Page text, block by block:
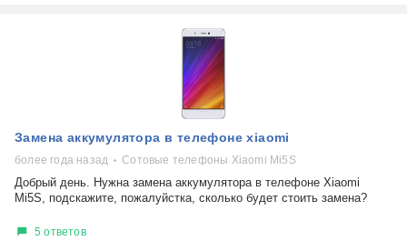
самопроизвольное выключение
выдает ошибку
плохо работает
решение проблемы
Замена аккумулятора в телефоне xiaomi
более года назад Сотовые телефоны Xiaomi Mi5S
Добрый день. Нужна замена аккумулятора в телефоне Xiaomi
Mi5S, подскажите, пожалуйстка, сколько будет стоить замена?
5 ответов